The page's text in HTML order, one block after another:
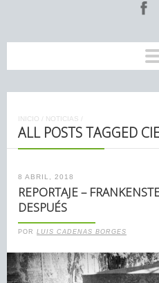
INICIO / NOTICIAS /
ALL POSTS TAGGED
8 ABRIL, 2018
REPORTAJE –
DESPUÉS
POR LUIS CADENAS BORGES